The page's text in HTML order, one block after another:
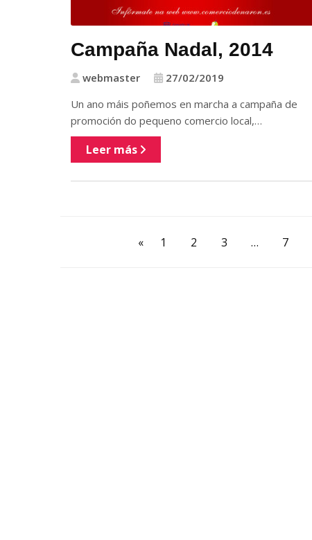
Campaña Nadal, 2014
webmaster
27/02/2019
Un ano máis poñemos en marcha a campaña de
promoción do pequeno comercio local,…
Leer más
« 1 2 3 … 7